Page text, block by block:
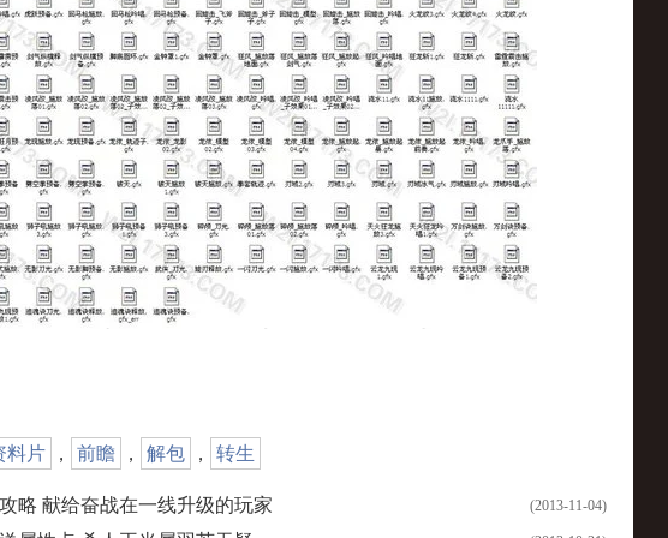
料片 ， 前瞻 ， 解包 ， 转生
(2013-11-04)
略 献给奋战在一线升级的玩家